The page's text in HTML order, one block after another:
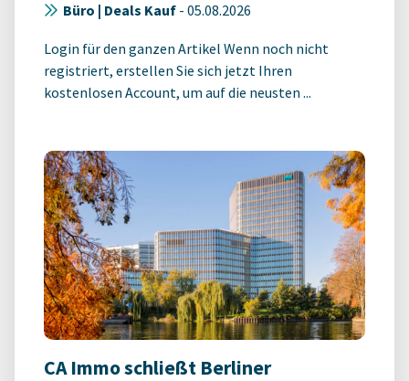
Büro | Deals Kauf - 05.08.2026
Login für den ganzen Artikel Wenn noch nicht
registriert, erstellen Sie sich jetzt Ihren
kostenlosen Account, um auf die neusten ...
CA Immo schließt Berliner